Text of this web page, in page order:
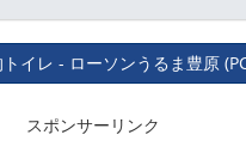
イレ - ローソンうるま豊原
スポンサーリンク